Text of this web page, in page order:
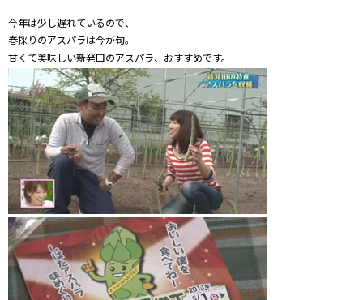
今年は少し遅れているので、
春採りのアスパラは今が旬。
甘くて美味しい新発田のアスパラ、おすすめです。